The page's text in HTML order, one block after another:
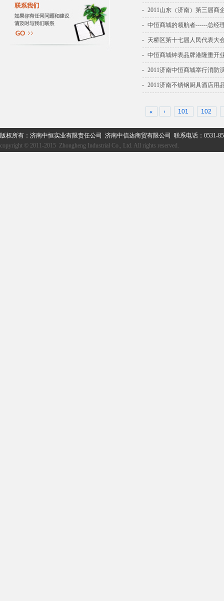
2011山东（济南）第三届商
中恒商城的领航者------总经
天桥区第十七届人民代表大
中恒商城钟表品牌港隆重开
2011济南中恒商城举行消防
2011济南不锈钢厨具酒店用
« ‹ 101 102
版权所有：济南中恒实业有限责任公司 济南中信达商贸有限公司 联系电话：0531-
copyright © 2011-2015 Zhongheng Industrial Co., Ltd. All rights reserved.